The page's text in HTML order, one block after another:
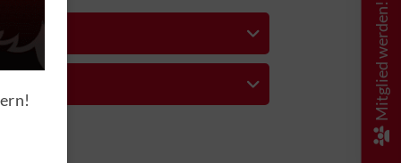
Mitglied werden!